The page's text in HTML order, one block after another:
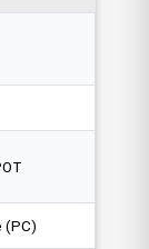
(PC)